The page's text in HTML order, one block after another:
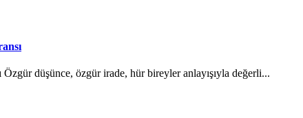
düşünce, özgür irade, hür bireyler anlayışıyla değerli...